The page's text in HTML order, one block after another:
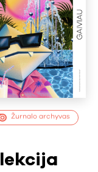
Žurnalo archyvas